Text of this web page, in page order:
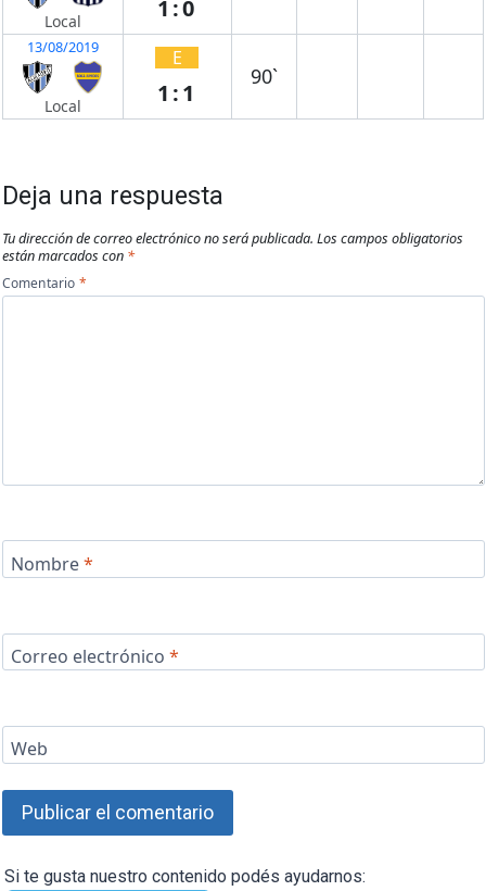
Local 1:0
13/08/2019
Local
E
1:1
90`
Deja una respuesta
Tu dirección de correo electrónico no será publicada. Los campos obligatorios
están marcados con *
Comentario *
Nombre*
Correo electrónico *
Web
Si te gusta nuestro contenido podés ayudarnos: